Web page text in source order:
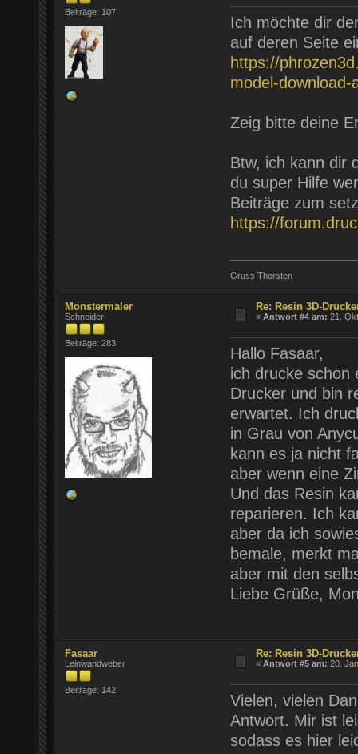
Beiträge: 107
Ich möchte dir
auf deren Seite
https://
model-download-
Zeig bitte deine
Btw, ich kann dir
du super Hilfe
Beiträge zum
https://
Gruss Thorsten
Monstermaler
Schneider
Beiträge: 283
Re: Resin 3D-
«Antwort #4 am: 21.
Hallo Fasaar,
ich drucke schon
Drucker und bin
erwartet. Ich
in Grau von
kann es ja nicht
aber wenn eine
Und das Resin
reparieren. Ich
aber da ich
bemale, merkt
aber mit den
Liebe Grüße,
Fasaar
Leinwandweber
Beiträge: 142
Re: Resin 3D-
«Antwort #5 am: 20.
Vielen, vielen
Antwort. Mir ist
sodass es hier